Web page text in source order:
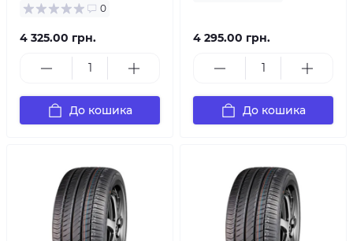
0
4 325.00 грн.
До кошика
4 295.00 грн.
До кошика